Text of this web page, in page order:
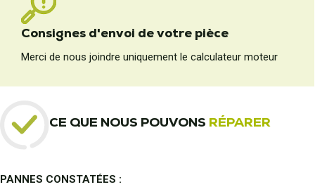
Consignes d'envoi de votre pièce
Merci de nous joindre uniquement le calculateur moteur
CE QUE NOUS POUVONS RÉPARER
PANNES CONSTATÉES :